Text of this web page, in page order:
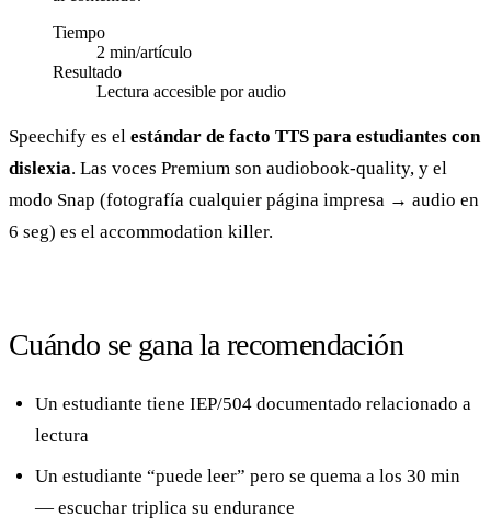
Tiempo
2 min/artículo
Resultado
Lectura accesible por audio
Speechify es el estándar de facto TTS para estudiantes con
dislexia. Las voces Premium son audiobook-quality, y el
modo Snap (fotografía cualquier página impresa → audio en
6 seg) es el accommodation killer.
Cuándo se gana la recomendación
Un estudiante tiene IEP/504 documentado relacionado a
lectura
Un estudiante “puede leer” pero se quema a los 30 min
— escuchar triplica su endurance